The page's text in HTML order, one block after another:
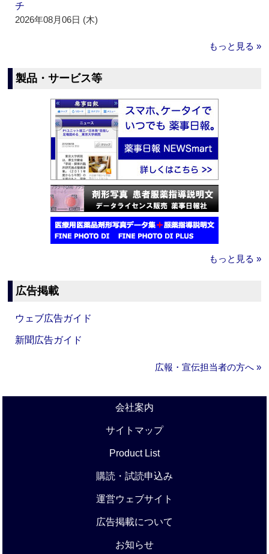
チ
2026年08月06日 (木)
もっと見る »
製品・サービス等
もっと見る »
広告掲載
ウェブ広告ガイド
新聞広告ガイド
広報・宣伝担当者の方へ »
会社案内
サイトマップ
Product List
購読・試読申込み
運営ウェブサイト
広告掲載について
お知らせ